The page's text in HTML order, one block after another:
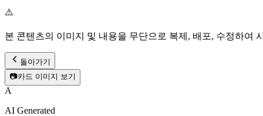
⚠️
본 콘텐츠의 이미지 및 내용을 무단으로 복제, 배포, 수정하여
돌아가기
📷카드 이미지 보기
A
AI Generated